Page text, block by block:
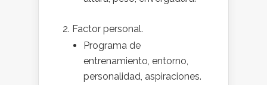
Factor personal.
Programa de
entrenamiento, entorno,
personalidad, aspiraciones.